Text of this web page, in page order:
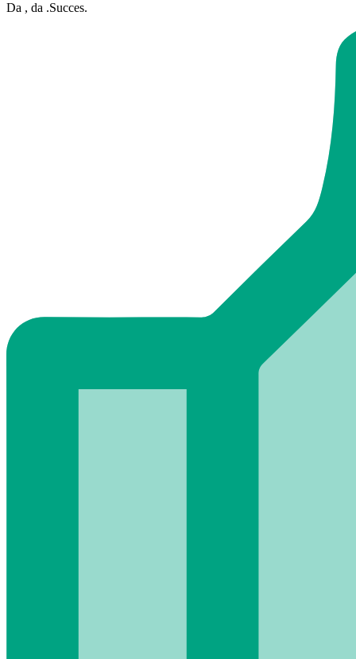
Da , da .Succes.